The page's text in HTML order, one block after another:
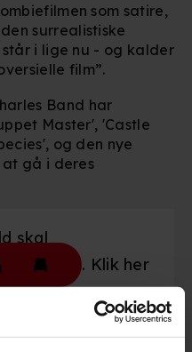
som satire,
surrealistiske
i lige nu - og kalder
film”.
Band har
Master', 'Castle
og den nye
at gå i deres
skal
slået til. Klik her